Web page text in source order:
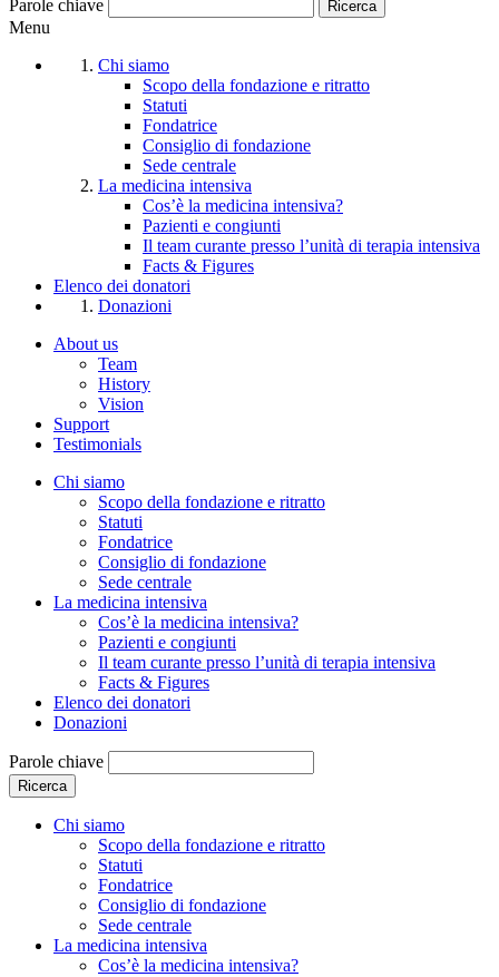
Parole chiave
Menu
Chi siamo
Scopo della fondazione e ritratto
Statuti
Fondatrice
Consiglio di fondazione
Sede centrale
La medicina intensiva
Cos’è la medicina intensiva?
Pazienti e congiunti
Il team curante presso l’unità di terapia intensiva
Facts & Figures
Elenco dei donatori
Donazioni
About us
Team
History
Vision
Support
Testimonials
Chi siamo
Scopo della fondazione e ritratto
Statuti
Fondatrice
Consiglio di fondazione
Sede centrale
La medicina intensiva
Cos’è la medicina intensiva?
Pazienti e congiunti
Il team curante presso l’unità di terapia intensiva
Facts & Figures
Elenco dei donatori
Donazioni
Parole chiave
Ricerca
Chi siamo
Scopo della fondazione e ritratto
Statuti
Fondatrice
Consiglio di fondazione
Sede centrale
La medicina intensiva
Cos’è la medicina intensiva?